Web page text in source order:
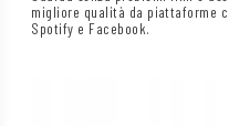
migliore qualità da piattaforme
Spotify e Facebook.